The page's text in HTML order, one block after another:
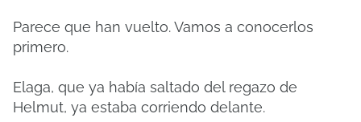
Parece que han vuelto. Vamos a conocerlos
primero.
Elaga, que ya había saltado del regazo de
Helmut, ya estaba corriendo delante.